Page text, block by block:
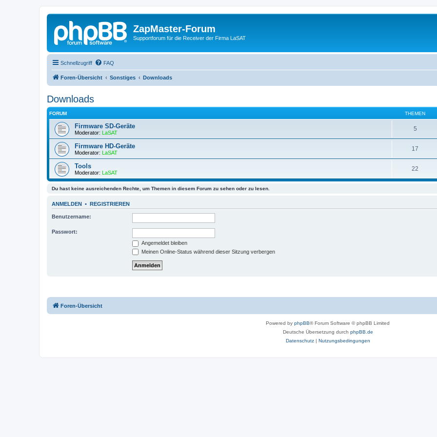
ZapMaster-Forum
Supportforum für die Receiver der Firma LaSAT
Schnellzugriff FAQ
Foren-Übersicht Sonstiges Downloads
Downloads
FORUM THEMEN
Firmware SD-Geräte
Moderator: LaSAT
5
Firmware HD-Geräte
Moderator: LaSAT
17
Tools
Moderator: LaSAT
22
Du hast keine ausreichenden Rechte, um Themen in diesem Forum zu sehen oder zu lesen.
ANMELDEN • REGISTRIEREN
Benutzername:
Passwort:
Angemeldet bleiben
Meinen Online-Status während dieser Sitzung verbergen
Foren-Übersicht
Powered by phpBB® Forum Software © phpBB Limited
Deutsche Übersetzung durch phpBB.de
Datenschutz| Nutzungsbedingungen